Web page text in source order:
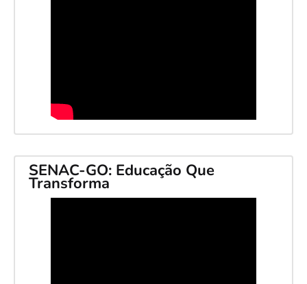
SENAC-GO: Educação Que
Transforma